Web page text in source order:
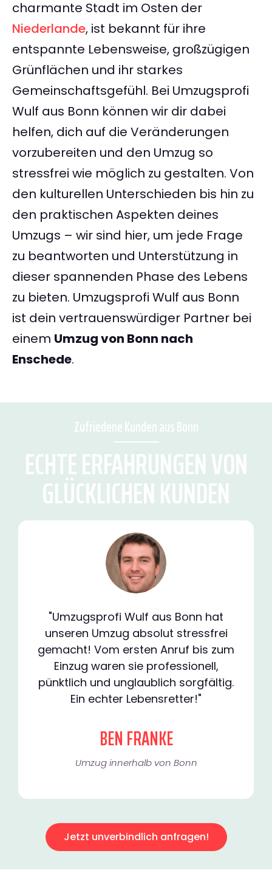
charmante Stadt im Osten der
Niederlande, ist bekannt für ihre
entspannte Lebensweise, großzügigen
Grünflächen und ihr starkes
Gemeinschaftsgefühl. Bei Umzugsprofi
Wulf aus Bonn können wir dir dabei
helfen, dich auf die Veränderungen
vorzubereiten und den Umzug so
stressfrei wie möglich zu gestalten. Von
den kulturellen Unterschieden bis hin zu
den praktischen Aspekten deines
Umzugs – wir sind hier, um jede Frage
zu beantworten und Unterstützung in
dieser spannenden Phase des Lebens
zu bieten. Umzugsprofi Wulf aus Bonn
ist dein vertrauenswürdiger Partner bei
einem Umzug von Bonn nach
Enschede.
Zufriedene Kunden aus Bonn
ECHTE ERFAHRUNGEN VON
GLÜCKLICHEN KUNDEN
"Umzugsprofi Wulf aus Bonn hat
unseren Umzug absolut stressfrei
gemacht! Vom ersten Anruf bis zum
Einzug waren sie professionell,
pünktlich und unglaublich sorgfältig.
Ein echter Lebensretter!"
BEN FRANKE
Umzug innerhalb von Bonn​
Jetzt unverbindlich anfragen!